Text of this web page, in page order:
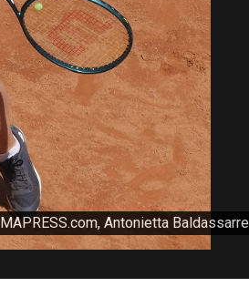
Antonietta Baldassarre